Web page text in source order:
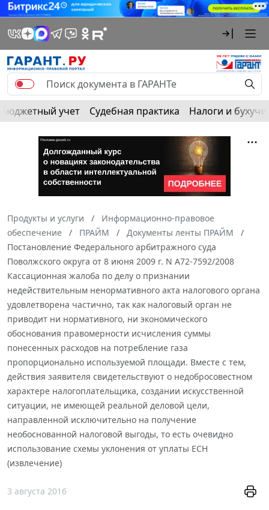
Бюджетный учет Судебная практика Налоги и
Продукты и услуги
Информационно-правовое
обеспечение
ПРАЙМ
Документы ленты ПРАЙМ
Постановление Федерального арбитражного суда
Поволжского округа от 8 июня 2009 г. N А72-7592/2008
Кассационная жалоба по делу о признании
недействительным ненормативного акта налогового органа
удовлетворена частично, так как налоговый орган не
приводит ни нормативного, ни экономического
обоснования правомерности исчисления суммы
понесенных расходов на потребление газа
пропорционально используемой площади. Вместе с тем,
действия заявителя свидетельствуют о недобросовестном
характере налогоплательщика, создании искусственной
ситуации, не имеющей реальной деловой цели,
направленной исключительно на получение
необоснованной налоговой выгоды, то есть очевидно
использование схемы уклонения от уплаты ЕСН
(извлечение)
3 августа 2016